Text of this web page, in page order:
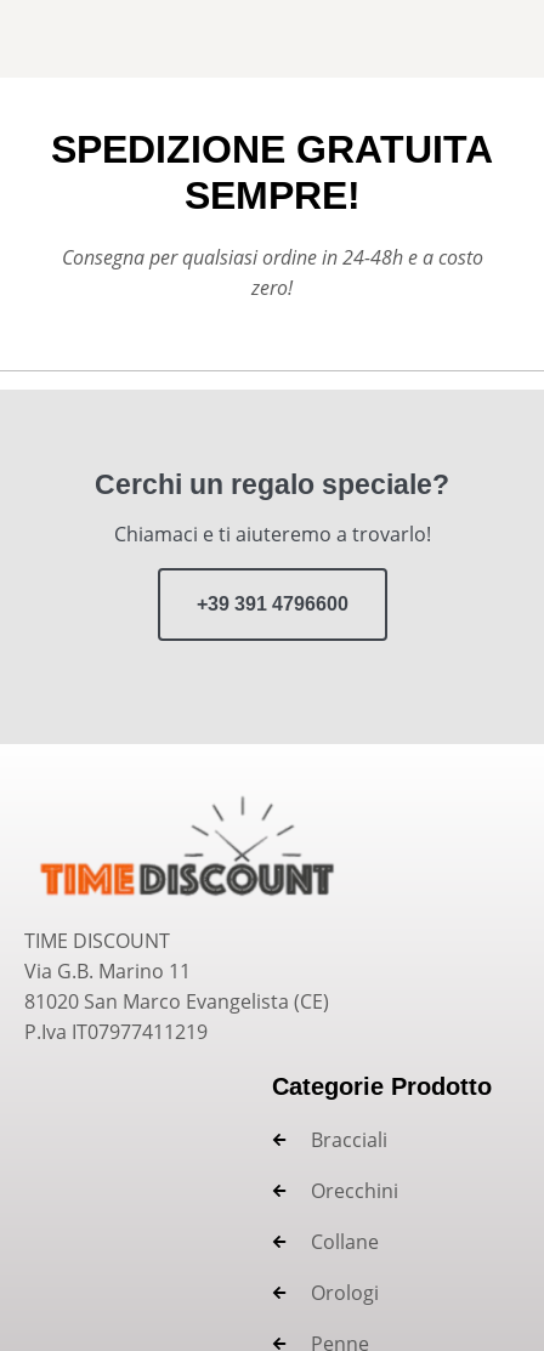
SPEDIZIONE GRATUITA
SEMPRE!
Consegna per qualsiasi ordine in 24-48h e a costo
zero!
Cerchi un regalo speciale?
Chiamaci e ti aiuteremo a trovarlo!
+39 391 4796600
TIME DISCOUNT
Via G.B. Marino 11
81020 San Marco Evangelista (CE)
P.Iva IT07977411219
Categorie Prodotto
Bracciali
Orecchini
Collane
Orologi
Penne